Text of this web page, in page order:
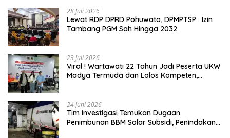
28 Juli 2026
Lewat RDP DPRD Pohuwato, DPMPTSP : Izin
Tambang PGM Sah Hingga 2032
23 Juli 2026
Viral ! Wartawati 22 Tahun Jadi Peserta UKW
Madya Termuda dan Lolos Kompeten,
24 Juni 2026
Tim Investigasi Temukan Dugaan
Penimbunan BBM Solar Subsidi, Penindakan